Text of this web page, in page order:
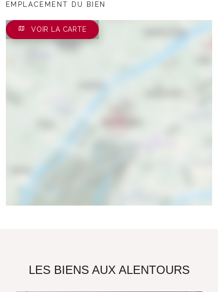
EMPLACEMENT DU BIEN
VOIR LA CARTE
LES BIENS AUX ALENTOURS